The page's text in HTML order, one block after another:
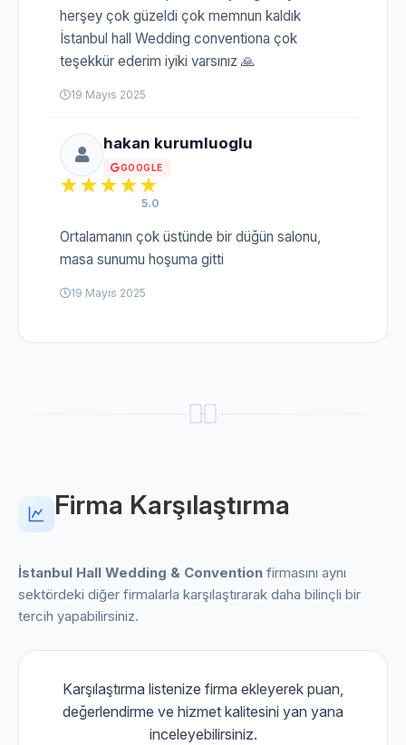
herşey çok güzeldi çok memnun kaldık
İstanbul hall Wedding conventiona çok
teşekkür ederim iyiki varsınız 🙏
19 Mayıs 2025
hakan kurumluoglu
GOOGLE
5.0
Ortalamanın çok üstünde bir düğün salonu,
masa sunumu hoşuma gitti
19 Mayıs 2025
Firma Karşılaştırma
İstanbul Hall Wedding & Convention firmasını aynı
sektördeki diğer firmalarla karşılaştırarak daha bilinçli bir
tercih yapabilirsiniz.
Karşılaştırma listenize firma ekleyerek puan,
değerlendirme ve hizmet kalitesini yan yana
inceleyebilirsiniz.